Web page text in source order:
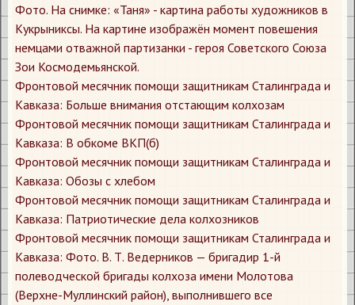
​Фото. На снимке: «Таня» - картина работы художников в
Кукрыниксы. На картине изображён момент повешения
немцами отважной партизанки - героя Советского Союза
Зои Космодемьянской.
​Фронтовой месячник помощи защитникам Сталинграда и
Кавказа: Больше внимания отстающим колхозам
​Фронтовой месячник помощи защитникам Сталинграда и
Кавказа: В обкоме ВКП(б)
​Фронтовой месячник помощи защитникам Сталинграда и
Кавказа: Обозы с хлебом
​Фронтовой месячник помощи защитникам Сталинграда и
Кавказа: Патриотические дела колхозников
​Фронтовой месячник помощи защитникам Сталинграда и
Кавказа: Фото. В. Т. Ведерников — бригадир 1-й
полеводческой бригады колхоза имени Молотова
(Верхне-Муллинский район), выполнившего все